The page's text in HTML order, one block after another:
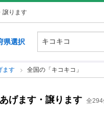
譲ります
県選択
ます 全国の「キコキコ」
げます・譲ります 全294